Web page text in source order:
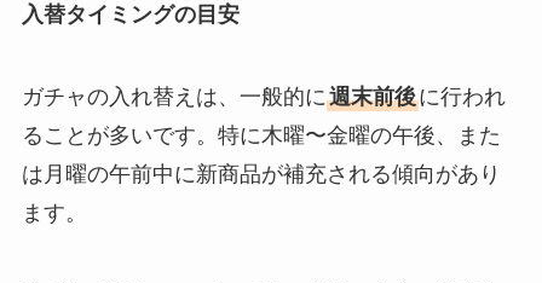
入替タイミングの目安
ガチャの入れ替えは、一般的に週末前後に行われ
ることが多いです。特に木曜〜金曜の午後、また
は月曜の午前中に新商品が補充される傾向があり
ます。